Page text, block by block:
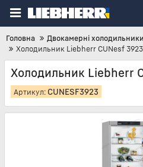
Головна
Двокамерні холодильники
Холодильник Liebherr CUNesf 3923
Холодильник Liebherr
Артикул: CUNESF3923